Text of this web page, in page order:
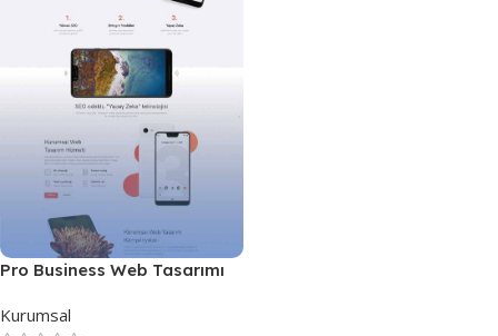
Pro Business Web Tasarımı
Kurumsal